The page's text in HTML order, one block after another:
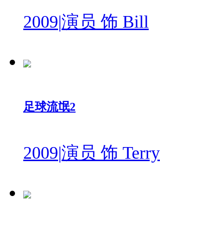
2009|演员 饰 Bill
足球流氓2
2009|演员 饰 Terry